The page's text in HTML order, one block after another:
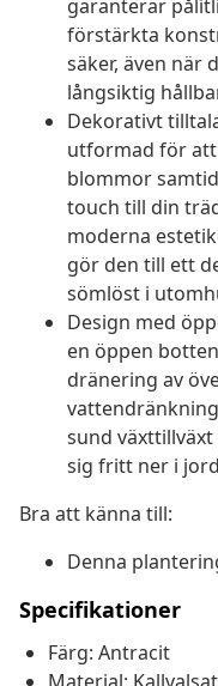
garanterar
förstärkta
säker, även när
långsiktig
Dekorativt
utformad för
blommor
touch till din
moderna
gör den till ett
sömlöst i
Design med
en öppen
dränering av
sund
sig fritt ner i
Bra att känna till:
Denna
Specifikationer
Färg: Antracit